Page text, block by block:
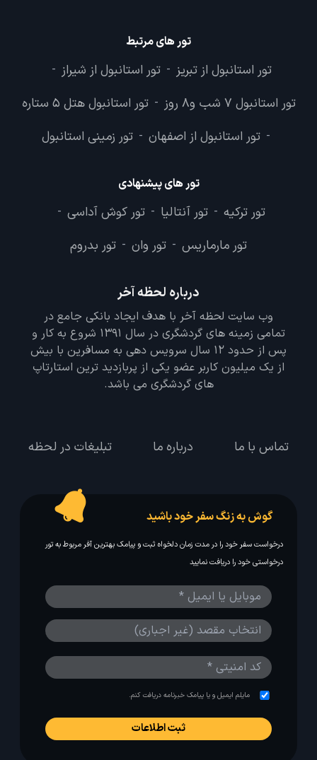
تور های مرتبط
تور استانبول از تبریز - تور استانبول از شیراز -
تور استانبول 7 شب و8 روز - تور استانبول هتل 5 ستاره
- تور استانبول از اصفهان - تور زمینی استانبول
تور های پیشنهادی
تور ترکیه - تور آنتالیا - تور کوش آداسی -
تور مارماریس - تور وان - تور بدروم
درباره لحظه آخر
وب سایت لحظه آخر با هدف ایجاد بانکی جامع در
تمامی زمینه های گردشگری در سال 1391 شروع به کار و
پس از حدود 12 سال سرویس دهی به مسافرین با بیش
از یک میلیون کاربر عضو یکی از پربازدید ترین استارتاپ
های گردشگری می باشد.
تماس با ما درباره ما تبلیغات در لحظه
گوش به زنگ سفر خود باشید
درخواست سفر خود را در مدت زمان دلخواه ثبت و پیامک بهترین آفر مربوط به تور
درخواستی خود را دریافت نمایید
مایلم ایمیل و یا پیامک خبرنامه دریافت کنم.